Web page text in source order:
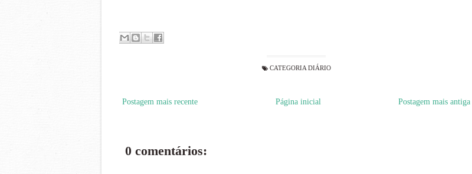
CATEGORIA DIÁRIO
Postagem mais recente Postagem mais antiga
Página inicial
0 comentários: